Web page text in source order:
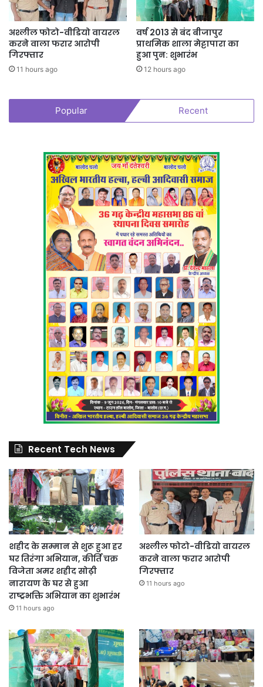
अश्लील फोटो-वीडियो वायरल
करने वाला फरार आरोपी
गिरफ्तार
11 hours ago
वर्ष 2013 से बंद बीजापुर
प्राथमिक शाला मेट्टापारा का
हुआ पुन: शुभारंभ
12 hours ago
Popular Recent
Recent Tech News
शहीद के सम्मान से शुरू हुआ हर
घर तिरंगा अभियान, कीर्ति चक्र
विजेता अमर शहीद सोढ़ी
नारायण के घर से हुआ
राष्ट्रभक्ति अभियान का शुभारंभ
11 hours ago
अश्लील फोटो-वीडियो वायरल
करने वाला फरार आरोपी
गिरफ्तार
11 hours ago